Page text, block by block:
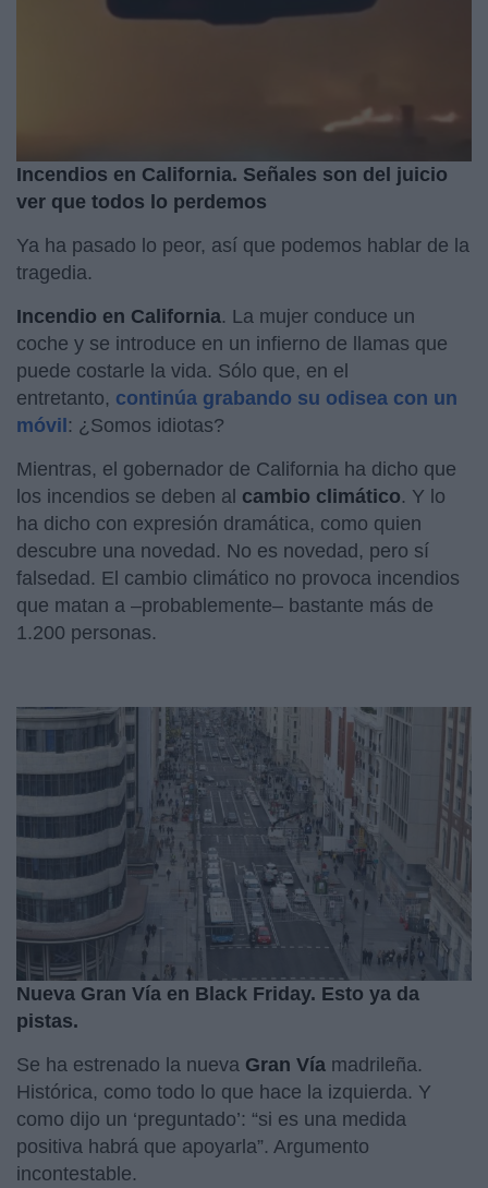
Incendios en California. Señales son del juicio
ver que todos lo perdemos
Ya ha pasado lo peor, así que podemos hablar de la
tragedia.
Incendio en California. La mujer conduce un
coche y se introduce en un infierno de llamas que
puede costarle la vida. Sólo que, en el
entretanto, continúa grabando su odisea con un
móvil : ¿Somos idiotas?
Mientras, el gobernador de California ha dicho que
los incendios se deben al cambio climático. Y lo
ha dicho con expresión dramática, como quien
descubre una novedad. No es novedad, pero sí
falsedad. El cambio climático no provoca incendios
que matan a –probablemente– bastante más de
1.200 personas.
Nueva Gran Vía en Black Friday. Esto ya da
pistas.
Se ha estrenado la nueva Gran Vía madrileña.
Histórica, como todo lo que hace la izquierda. Y
como dijo un ‘preguntado’: “si es una medida
positiva habrá que apoyarla”. Argumento
incontestable.